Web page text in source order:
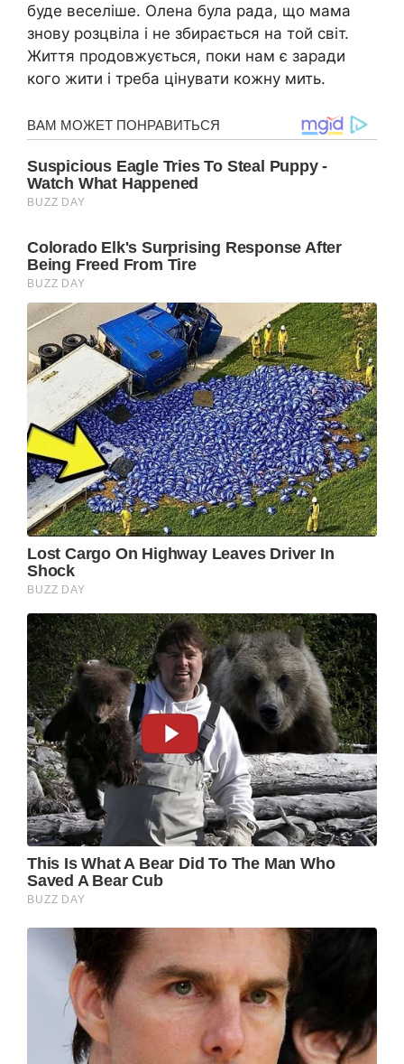
буде веселіше. Олена була рада, що мама
знову розцвіла і не збирається на той світ.
Життя продовжується, поки нам є заради
кого жити і треба цінувати кожну мить.